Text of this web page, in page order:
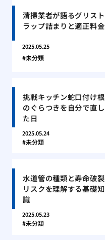
清掃業者が語るグリスト
ラップ詰まりと適正料金
2025.05.25
未分類
挑戦キッチン蛇口付け根
のぐらつきを自分で直し
た日
2025.05.24
未分類
水道管の種類と寿命破裂
リスクを理解する基礎知
識
2025.05.23
未分類